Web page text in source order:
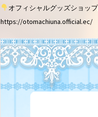
オフィシャルグッズショッ
https://otomachiuna.official.ec/